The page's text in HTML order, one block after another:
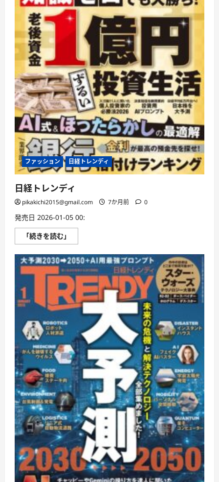
む
ファッション 日経トレンディ
日経トレンディ
pikakichi2015@gmail.com 7か月前 0
発売日 2026-01-05 00:
「続きを読む」
経
レ
ン
デ
ィ
に
つ
い
て
さ
む